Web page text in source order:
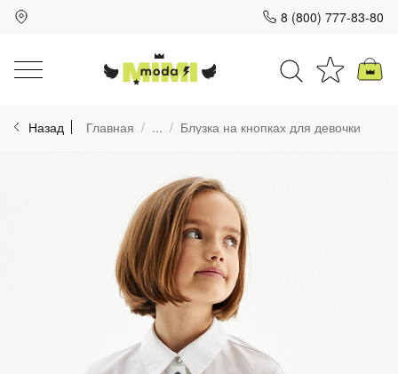
8 (800) 777-83-80
Назад Главная ... Блузка на кнопках для девочки
Для клиентов всех банков
Разбейте
на части
без переплат
График платежей